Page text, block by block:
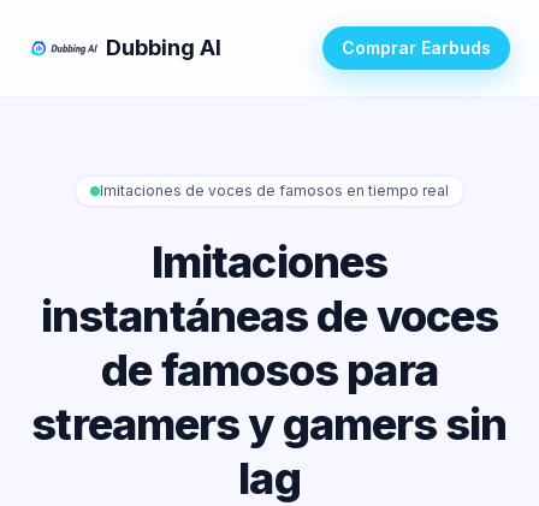
Dubbing AI Comprar Earbuds
Imitaciones de voces de famosos en tiempo real
Imitaciones
instantáneas de voces
de famosos para
streamers y gamers sin
lag